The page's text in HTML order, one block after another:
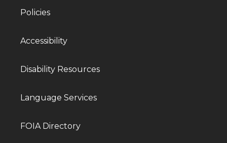
Policies
Accessibility
Disability Resources
Language Services
FOIA Directory